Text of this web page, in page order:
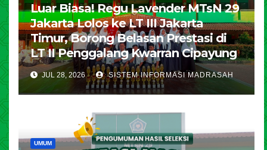
Luar Biasa! Regu Lavender MTsN 29
Jakarta Lolos ke LT III Jakarta
Timur, Borong Belasan Prestasi di
LT II Penggalang Kwarran Cipayung
JUL 28, 2026 SISTEM INFORMASI MADRASAH
UMUM